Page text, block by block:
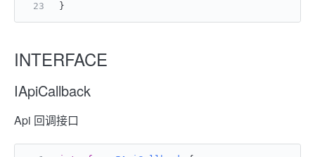
}
INTERFACE
IApiCallback
Api 回调接口